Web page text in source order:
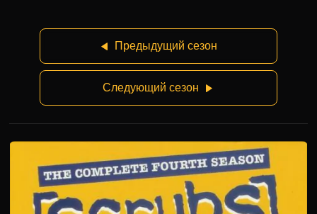
Предыдущий сезон
Следующий сезон